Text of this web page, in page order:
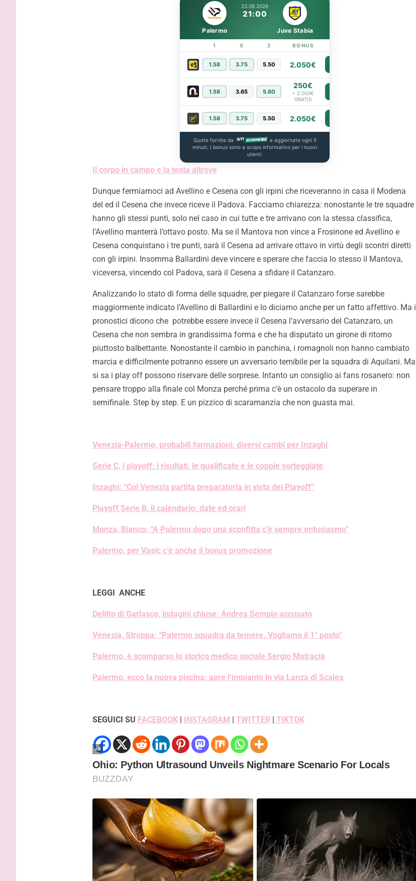
23.08.2026
21:00
Palermo Juve Stabia
1 X 2 BONUS
1.58 3.75 5.50 2.050€
1.58 3.65 5.60
250€
+ 2.000€
GRATIS
1.58 3.75 5.50 2.050€
Quote fornite da
e aggiornate ogni 5
minuti. I bonus sono a scopo informativo per i nuovi
utenti.
Il corpo in campo e la testa altrove
Dunque fermiamoci ad Avellino e Cesena con gli irpini che riceveranno in casa il Modena
del ed il Cesena che invece riceve il Padova. Facciamo chiarezza: nonostante le tre squadre
hanno gli stessi punti, solo nel caso in cui tutte e tre arrivano con la stessa classifica,
l’Avellino manterrà l’ottavo posto. Ma se il Mantova non vince a Frosinone ed Avellino e
Cesena conquistano i tre punti, sarà il Cesena ad arrivare ottavo in virtù degli scontri diretti
con gli irpini. Insomma Ballardini deve vincere e sperare che faccia lo stesso il Mantova,
viceversa, vincendo col Padova, sarà il Cesena a sfidare il Catanzaro.
Analizzando lo stato di forma delle squadre, per piegare il Catanzaro forse sarebbe
maggiormente indicato l’Avellino di Ballardini e lo diciamo anche per un fatto affettivo. Ma i
pronostici dicono che potrebbe essere invece il Cesena l’avversario del Catanzaro, un
Cesena che non sembra in grandissima forma e che ha disputato un girone di ritorno
piuttosto balbettante. Nonostante il cambio in panchina, i romagnoli non hanno cambiato
marcia e difficilmente potranno essere un avversario temibile per la squadra di Aquilani. Ma
si sa i play off possono riservare delle sorprese. Intanto un consiglio ai fans rosanero: non
pensare troppo alla finale col Monza perché prima c’è un ostacolo da superare in
semifinale. Step by step. E un pizzico di scaramanzia che non guasta mai.
Venezia-Palermo, probabili formazioni: diversi cambi per Inzaghi
Serie C, i playoff: i risultati, le qualificate e le coppie sorteggiate
Inzaghi: “Col Venezia partita preparatoria in vista dei Playoff”
Playoff Serie B, il calendario: date ed orari
Monza, Bianco: “A Palermo dopo una sconfitta c’è sempre entusiasmo”
Palermo, per Vasic c’è anche il bonus promozione
LEGGI ANCHE
Delitto di Garlasco, indagini chiuse: Andrea Sempio accusato
Venezia, Stroppa: “Palermo squadra da temere. Vogliamo il 1° posto”
Palermo, è scomparso lo storico medico sociale Sergio Matracia
Palermo, ecco la nuova piscina: apre l’impianto in via Lanza di Scalea
SEGUICI SU FACEBOOK| INSTAGRAM | TWITTER| TIKTOK